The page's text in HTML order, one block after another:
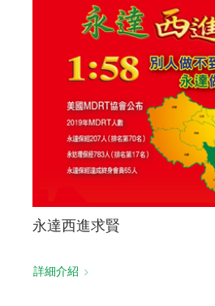
永達西進求賢
詳細介紹